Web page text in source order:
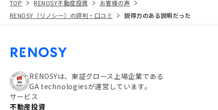
TOP RENOSY不動産投資
お客様の声
RENOSY（リノシー）の評判・口コミ
説得力のある説明だった
RENOSYは、東証グロース上場企業である
GA technologiesが運営しています。
サービス
不動産投資